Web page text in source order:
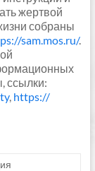
жертвой
собраны
sam.mos.ru/.
ссылки:
, https://